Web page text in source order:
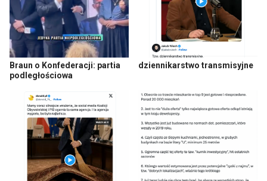
Braun o Konfederacji: partia
podległościowa
dziennikarstwo transmisyjne